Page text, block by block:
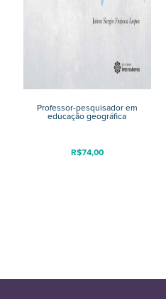
Professor-pesquisador em
educação geográfica
R$74,00